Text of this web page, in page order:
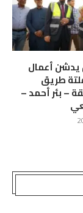
أعمال
طريق
– بئر أحمد –